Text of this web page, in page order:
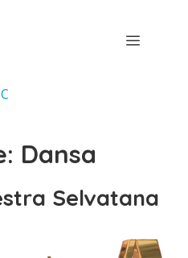
Menú
C
Dansa
Selvatana